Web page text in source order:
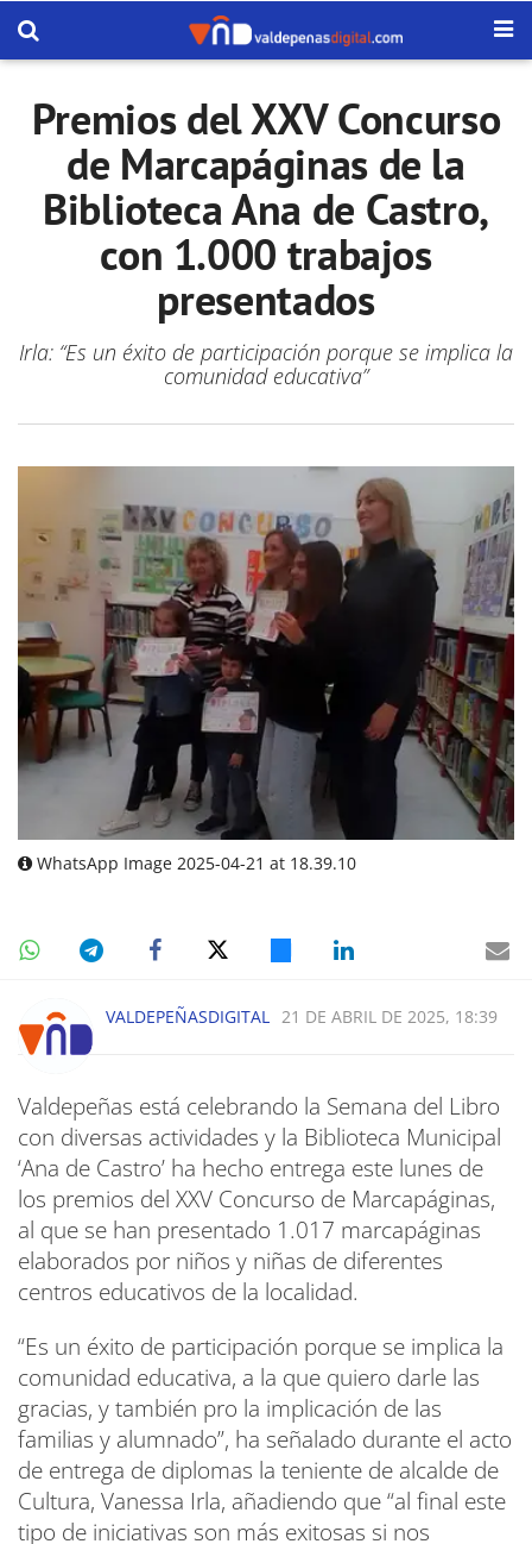
Premios del XXV Concurso
de Marcapáginas de la
Biblioteca Ana de Castro,
con 1.000 trabajos
presentados
Irla: “Es un éxito de participación porque se implica la
comunidad educativa”
WhatsApp Image 2025-04-21 at 18.39.10
VALDEPEÑASDIGITAL 21 DE ABRIL DE 2025, 18:39
Valdepeñas está celebrando la Semana del Libro
con diversas actividades y la Biblioteca Municipal
‘Ana de Castro’ ha hecho entrega este lunes de
los premios del XXV Concurso de Marcapáginas,
al que se han presentado 1.017 marcapáginas
elaborados por niños y niñas de diferentes
centros educativos de la localidad.
“Es un éxito de participación porque se implica la
comunidad educativa, a la que quiero darle las
gracias, y también pro la implicación de las
familias y alumnado”, ha señalado durante el acto
de entrega de diplomas la teniente de alcalde de
Cultura, Vanessa Irla, añadiendo que “al final este
tipo de iniciativas son más exitosas si nos